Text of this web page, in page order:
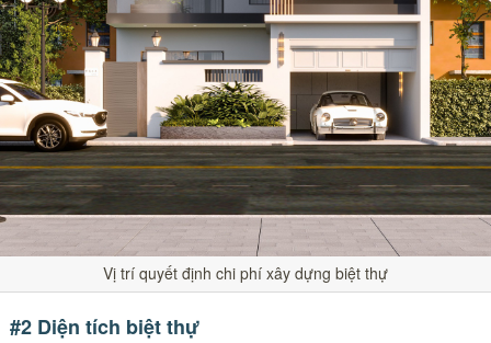
Vị trí quyết định chi phí xây dựng biệt thự
#2 Diện tích biệt thự